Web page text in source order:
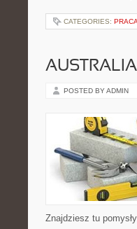
CATEGORIES: PRACA
AUSTRALIA
POSTED BY ADMIN
Znajdziesz tu